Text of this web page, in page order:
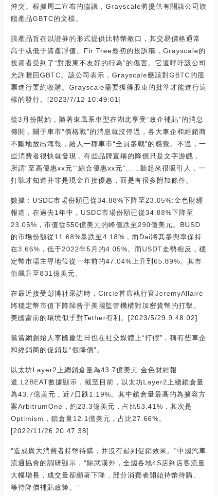
沖突。根據周二宣布的協議，Grayscale將提供有關該公司旗
艦產品GBTC的文檔。
該產品旨在以證券的形式提供比特幣敞口，其交易價格通常
高于或低于資產凈值。Fir Tree最初的投訴稱，Grayscale的
投資者受到了“對股東不友好的行為”的傷害。它還呼吁該公司
允許贖回GBTC。該公司表示，Grayscale應該對GBTC的股
票進行要約收購。Grayscale需要獲得股東的批準才能進行這
樣的發行。[2023/7/12 10:49:01]
從3月份開始，隨著東風系車型在湖北享受“政企補貼”的消息
傳開，關于車市“價格戰”的消息就沒停過，各大車企和經銷商
不斷地放出海報，給人一種車市“全員參戰”的感覺。不過，一
些消費者很快就發現，有些品牌宣稱的降價只是文字游戲，
所謂“至高優惠xx元”“綜合優惠xx元”……聽起來很吸引人，一
打聽才知道并非是現金直接優惠，而是有很多附加條件。
數據：USDC市場份額已從34.88%下降至23.05%:金色財經
報道，在過去1年中，USDC市場份額已從34.88%下降至
23.05%，市值從550億美元的峰值跌至290億美元。BUSD
的市場份額從11.68%暴跌至4.18%，而Dai將其參與率保持
在3.66%，低于2022年5月的4.05%。而USDT走勢相反，穩
定幣市場主導地位從一年前的47.04%上升到65.89%。其市
值飆升至831億美元、
在最近接受彭博社采訪時，Circle首席執行官JeremyAllaire
將穩定幣市值下降歸咎于美國監管機構對加密貨幣的打擊。
美國當前的環境似乎對Tether有利。[2023/5/29 9:48:02]
當當網創始人李國慶近日也在社交媒體上“打假”，稱有些車企
和經銷商的促銷是“假降價”。
以太坊Layer2上總鎖倉量為43.7億美元:金色財經報
道,L2BEAT數據顯示，截至目前，以太坊Layer2上總鎖倉量
為43.7億美元，近7日跌1.19%。其中鎖倉量最高的為擴容方
案ArbitrumOne，約23.3億美元，占比53.41%，其次是
Optimism，鎖倉量12.1億美元，占比27.66%。
[2022/11/26 20:47:38]
“造成廣大消費者持幣待購，并沒有起到促銷效果。”中國汽車
流通協會的調研顯示，“除武漢外，全國各地4S店到店客流量
大幅增長，成交量卻顯著下降，部分消費者開始持幣待購、
等待降價補貼政策。”